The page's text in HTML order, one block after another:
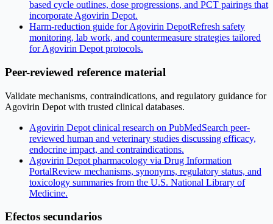
based cycle outlines, dose progressions, and PCT pairings that
incorporate Agovirin Depot.
Harm-reduction guide for Agovirin DepotRefresh safety
monitoring, lab work, and countermeasure strategies tailored
for Agovirin Depot protocols.
Peer-reviewed reference material
Validate mechanisms, contraindications, and regulatory guidance for
Agovirin Depot with trusted clinical databases.
Agovirin Depot clinical research on PubMedSearch peer-
reviewed human and veterinary studies discussing efficacy,
endocrine impact, and contraindications.
Agovirin Depot pharmacology via Drug Information
PortalReview mechanisms, synonyms, regulatory status, and
toxicology summaries from the U.S. National Library of
Medicine.
Efectos secundarios